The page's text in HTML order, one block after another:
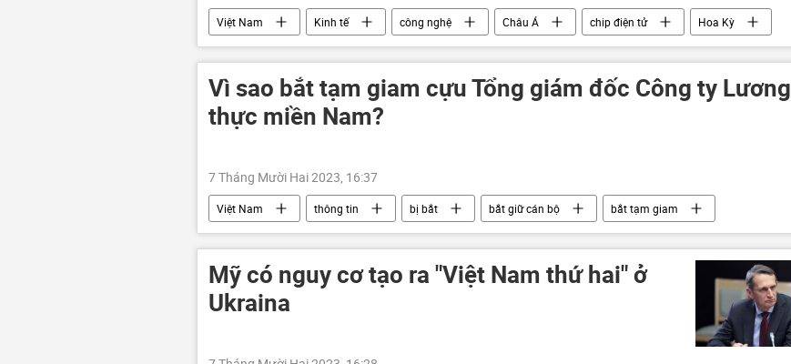
Việt Nam Kinh tế công nghệ Châu Á chip điện tử
Hoa Kỳ
sản xuất
Vì sao bắt tạm giam cựu Tổng giám đốc Công ty Lương
thực miền Nam?
7 Tháng Mười Hai 2023, 16:37
Việt Nam thông tin bị bắt bắt giữ cán bộ
bắt tạm giam
tham ô
tham nhũng vặt
tham nhũng
Сuộc chiến chống tham nhũng ở Việt Nam
Tham ô tài sản
Mỹ có nguy cơ tạo ra "Việt Nam thứ hai" ở
Ukraina